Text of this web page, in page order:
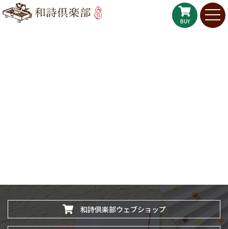
BUY
和詩倶楽部ウェブショップ